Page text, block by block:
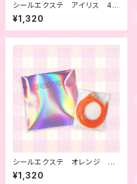
シールエクステ アイリス 4本
セット
¥1,320
シールエクステ オレンジ 4
本セット
¥1,320